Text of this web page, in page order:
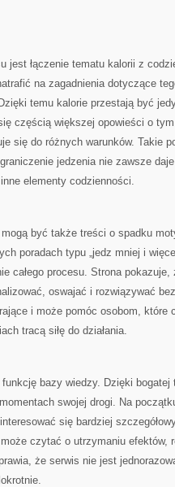
jest łączenie tematu kalorii z
na zagadnienia dotyczące
temu kalorie przestają być
częścią większej opowieści o
się do różnych warunków. Takie
jedzenia nie zawsze
elementy codzienności.
być także treści o spadku
poradach typu „jedz mniej i
całego procesu. Strona
oswajać i rozwiązywać
i może pomóc osobom, które
tracą siłę do działania.
funkcję bazy wiedzy. Dzięki
swojej drogi. Na
się bardziej
czytać o utrzymaniu efektów,
że serwis nie jest